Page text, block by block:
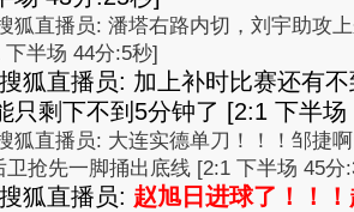
狐直播员: 潘塔右路内切，刘宇助攻
下半场 44分:5秒]
搜狐直播员: 加上补时比赛还有
只剩下不到5分钟了 [2:1 下半
狐直播员: 大连实德单刀！！！邹捷
卫抢先一脚捅出底线 [2:1 下半场 45分
搜狐直播员: 赵旭日进球了！！